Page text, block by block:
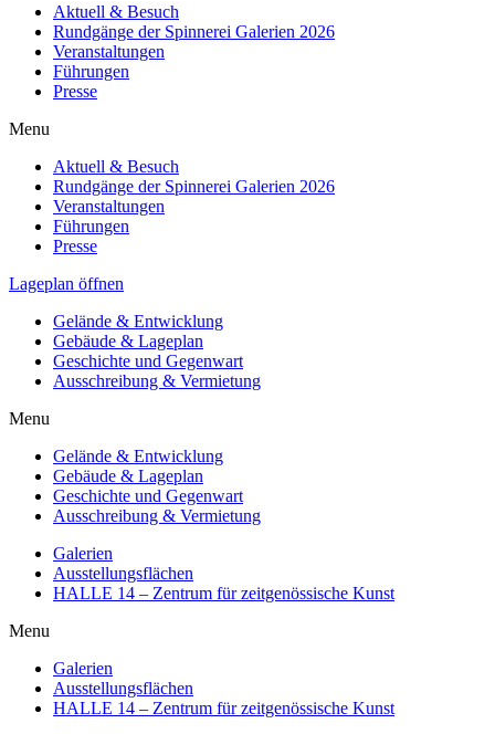
Aktuell & Besuch
Rundgänge der Spinnerei Galerien 2026
Veranstaltungen
Führungen
Presse
Menu
Aktuell & Besuch
Rundgänge der Spinnerei Galerien 2026
Veranstaltungen
Führungen
Presse
Lageplan öffnen
Gelände & Entwicklung
Gebäude & Lageplan
Geschichte und Gegenwart
Ausschreibung & Vermietung
Menu
Gelände & Entwicklung
Gebäude & Lageplan
Geschichte und Gegenwart
Ausschreibung & Vermietung
Galerien
Ausstellungsflächen
HALLE 14 – Zentrum für zeitgenössische Kunst
Menu
Galerien
Ausstellungsflächen
HALLE 14 – Zentrum für zeitgenössische Kunst